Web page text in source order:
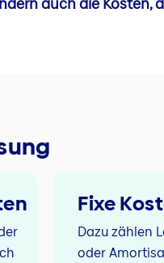
Fixe
Dazu zählen
oder